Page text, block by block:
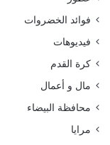
فوائد الخضروات
فيديوهات
كرة القدم
مال و أعمال
محافظة البيضاء
مرايا